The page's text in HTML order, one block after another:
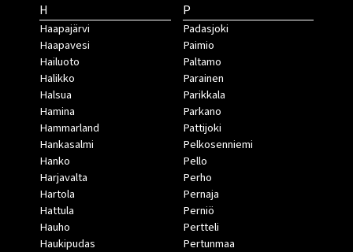
H
Haapajärvi
Haapavesi
Hailuoto
Halikko
Halsua
Hamina
Hammarland
Hankasalmi
Hanko
Harjavalta
Hartola
Hattula
Hauho
Haukipudas
P
Padasjoki
Paimio
Paltamo
Parainen
Parikkala
Parkano
Pattijoki
Pelkosenniemi
Pello
Perho
Pernaja
Perniö
Pertteli
Pertunmaa